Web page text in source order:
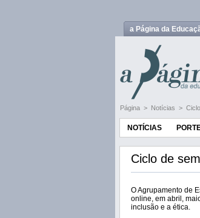
a Página da
Página > Notícias >
NOTÍCIAS
Ciclo de
O Agrupamento de
online, em abril,
inclusão e a ética.